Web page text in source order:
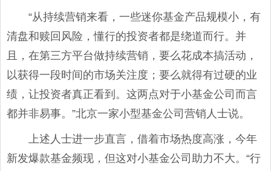
“从持续营销来看，一些迷你基金产品规模小，有
清盘和赎回风险，懂行的投资者都是绕道而行。并
且，在第三方平台做持续营销，要么花成本搞活动，
以获得一段时间的市场关注度；要么就得有过硬的业
绩，让投资者真正看到。这两点对于小基金公司而言
都并非易事。”北京一家小型基金公司营销人士说。
上述人士进一步直言，借着市场热度高涨，今年
新发爆款基金频现，但这对小基金公司助力不大。“行